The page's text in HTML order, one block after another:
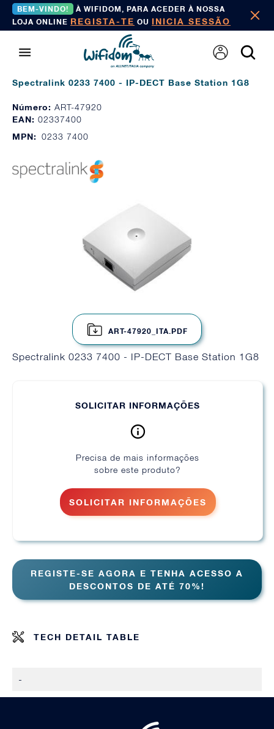
BEM-VINDO!
À WIFIDOM, PARA ACEDER À NOSSA
LOJA ONLINE REGISTA-TE OU INICIA SESSÃO
Spectralink 0233 7400 - IP-DECT Base Station 1G8
Número: ART-47920
EAN: 02337400
MPN: 0233 7400
ART-47920_ITA.PDF
Spectralink 0233 7400 - IP-DECT Base Station 1G8
SOLICITAR INFORMAÇÕES
Precisa de mais informações
sobre este produto?
SOLICITAR INFORMAÇÕES
REGISTE-SE AGORA E TENHA ACESSO A
DESCONTOS DE ATÉ 70%!
TECH DETAIL TABLE
-